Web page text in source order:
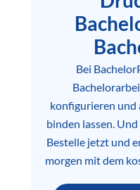
Bei
konfigurieren und
binden lassen.
Bestelle jetzt und
morgen mit dem